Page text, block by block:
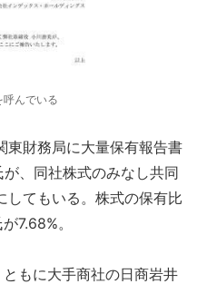
んでいる
財務局に大量保有報告書
、同社株式のみなし共同
してもいる。株式の保有比
7.68%。
もに大手商社の日商岩井